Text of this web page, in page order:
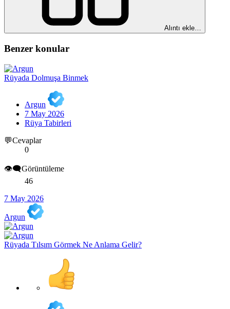
Alıntı ekle…
Benzer konular
Rüyada Dolmuşa Binmek
Argun
7 May 2026
Rüya Tabirleri
💬Cevaplar
0
👁️‍🗨️Görüntüleme
46
7 May 2026
Argun
Rüyada Tılsım Görmek Ne Anlama Gelir?